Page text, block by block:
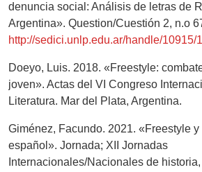
denuncia social: Análisis de letras de
Argentina». Question/Cuestión 2, n.o
http://sedici.unlp.edu.ar/handle/10915/
Doeyo, Luis. 2018. «Freestyle:
joven». Actas del VI Congreso
Literatura. Mar del Plata, Argentina.
Giménez, Facundo. 2021. «Freestyle
español». Jornada; XII Jornadas
Internacionales/Nacionales de